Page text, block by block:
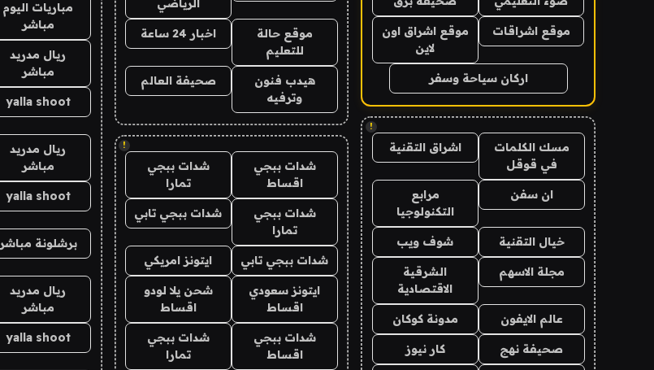
موقع اشراقات
موقع اشراق اون
لاين
اركان سياحة وسفر
!
مسك الكلمات
في قوقل
اشراق التقنية
ان سفن
مرابع
التكنولوجيا
خيال التقنية شوف ويب
مجلة الاسهم
الشرقية
الاقتصادية
عالم الايفون مدونة كوكان
صحيفة نهج كار نيوز
الرياضي
موقع حالة
للتعليم
اخبار 24 ساعة
هيدب فنون
وترفيه
صحيفة العالم
!
شدات ببجي
اقساط
شدات ببجي
تمارا
شدات ببجي
تمارا
شدات ببجي تابي
شدات ببجي تابي ايتونز امريكي
ايتونز سعودي
اقساط
شحن يلا لودو
اقساط
شدات ببجي
اقساط
شدات ببجي
تمارا
مباريات اليوم
مباشر
ريال مدريد
مباشر
yalla shoot
ريال مدريد
مباشر
yalla shoot
برشلونة مباشر
ريال مدريد
مباشر
yalla shoot